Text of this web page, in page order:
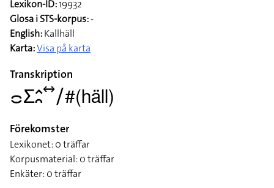
Lexikon-ID:19932
Glosa i STS-korpus:
English:Kallhäll
Transkription
􌤌􌤥􌤵􌥘􌥤􌥠#(häll)
Förekomster
Lexikonet: 0 träffar
Korpusmaterial: 0 träffar